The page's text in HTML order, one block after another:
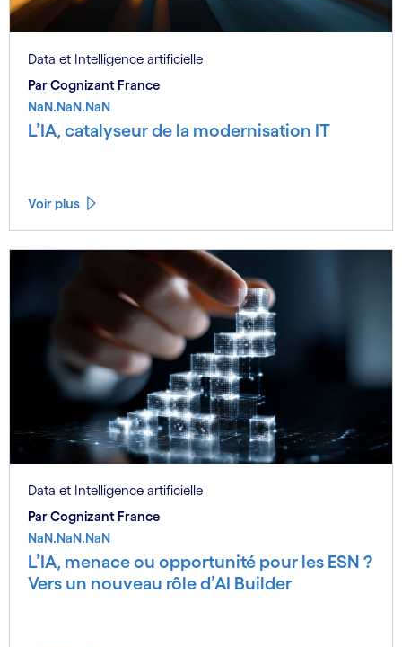
Data et Intelligence artificielle
Par Cognizant France
NaN.NaN.NaN
L’IA, catalyseur de la modernisation IT
Voir plus
Data et Intelligence artificielle
Par Cognizant France
NaN.NaN.NaN
L’IA, menace ou opportunité pour les ESN ?
Vers un nouveau rôle d’AI Builder